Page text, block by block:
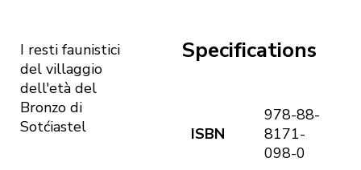
I resti faunistici
del villaggio
dell'età del
Bronzo di
Sotćiastel
Specifications
ISBN
978-88-
8171-
098-0